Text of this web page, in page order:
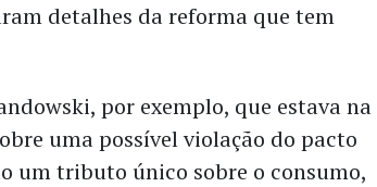
detalhes da reforma que tem
por exemplo, que estava na
uma possível violação do pacto
um tributo único sobre o consumo,